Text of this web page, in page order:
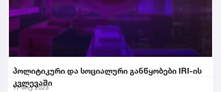
პოლიტიკური და სოციალური განწყობები IRI-ის
კვლევაში
17 ნოე. 2023